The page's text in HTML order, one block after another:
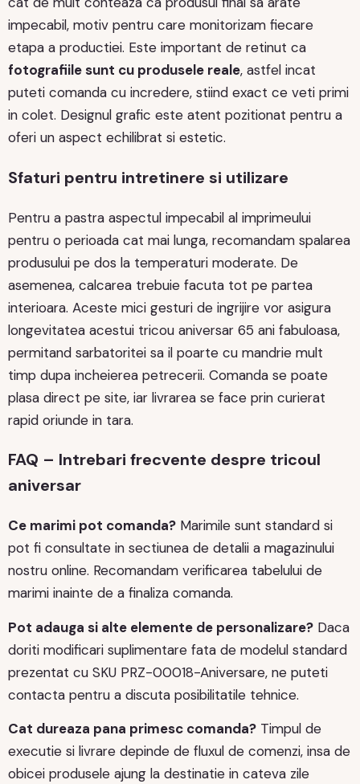
impecabil, motiv pentru care monitorizam fiecare
etapa a productiei. Este important de retinut ca
fotografiile sunt cu produsele reale, astfel incat
puteti comanda cu incredere, stiind exact ce veti primi
in colet. Designul grafic este atent pozitionat pentru a
oferi un aspect echilibrat si estetic.
Sfaturi pentru intretinere si utilizare
Pentru a pastra aspectul impecabil al imprimeului
pentru o perioada cat mai lunga, recomandam spalarea
produsului pe dos la temperaturi moderate. De
asemenea, calcarea trebuie facuta tot pe partea
interioara. Aceste mici gesturi de ingrijire vor asigura
longevitatea acestui tricou aniversar 65 ani fabuloasa,
permitand sarbatoritei sa il poarte cu mandrie mult
timp dupa incheierea petrecerii. Comanda se poate
plasa direct pe site, iar livrarea se face prin curierat
rapid oriunde in tara.
FAQ – Intrebari frecvente despre tricoul
aniversar
Ce marimi pot comanda? Marimile sunt standard si
pot fi consultate in sectiunea de detalii a magazinului
nostru online. Recomandam verificarea tabelului de
marimi inainte de a finaliza comanda.
Pot adauga si alte elemente de personalizare? Daca
doriti modificari suplimentare fata de modelul standard
prezentat cu SKU PRZ-00018-Aniversare, ne puteti
contacta pentru a discuta posibilitatile tehnice.
Cat dureaza pana primesc comanda? Timpul de
executie si livrare depinde de fluxul de comenzi, insa de
obicei produsele ajung la destinatie in cateva zile